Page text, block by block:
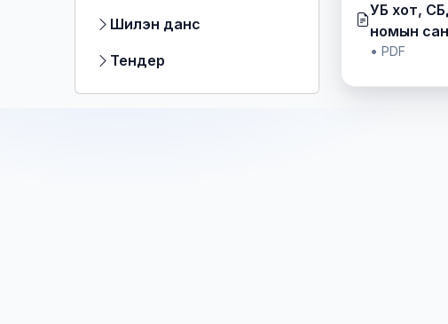
Шилэн данс
Тендер
УБ хот,
номын
• PDF